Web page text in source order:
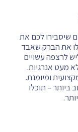
שיסבירו לכם את
את הברק שאבד
לרצפה עשויים
מעט אנרגיות.
ומיומנת.
– תוכלו